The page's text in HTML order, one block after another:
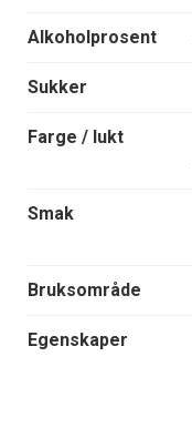
Alkoholprosent
Sukker
Farge / lukt
Smak
Bruksområde
Egenskaper